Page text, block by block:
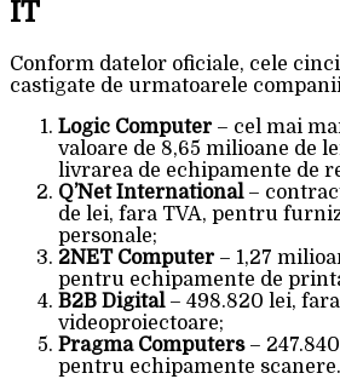
IT
Conform datelor oficiale, cele
castigate de urmatoarele
Logic Computer – cel mai
valoare de 8,65 milioane de
livrarea de echipamente de
Q’Net International–
de lei, fara TVA, pentru
personale;
2NET Computer – 1,27
pentru echipamente de
B2B Digital– 498.820 lei,
videoproiectoare;
Pragma Computers–
pentru echipamente scanere.